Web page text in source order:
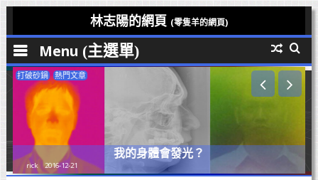
to
content
林志陽的網頁 (零隻羊的網頁)
Menu
打破砂鍋 熱門文章
我的身體會發光？
rick 2016-12-21